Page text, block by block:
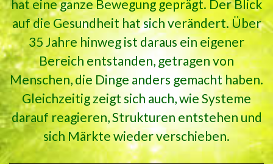
hat eine ganze Bewegung geprägt. Der Blick
auf die Gesundheit hat sich verändert. Über
35 Jahre hinweg ist daraus ein eigener
Bereich entstanden, getragen von
Menschen, die Dinge anders gemacht haben.
Gleichzeitig zeigt sich auch, wie Systeme
darauf reagieren, Strukturen entstehen und
sich Märkte wieder verschieben.